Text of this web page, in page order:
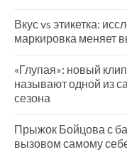
Вкус vs этикетка:
маркировка меняет
«Глупая»: новый
называют одной из
сезона
Прыжок Бойцова с
вызовом самому